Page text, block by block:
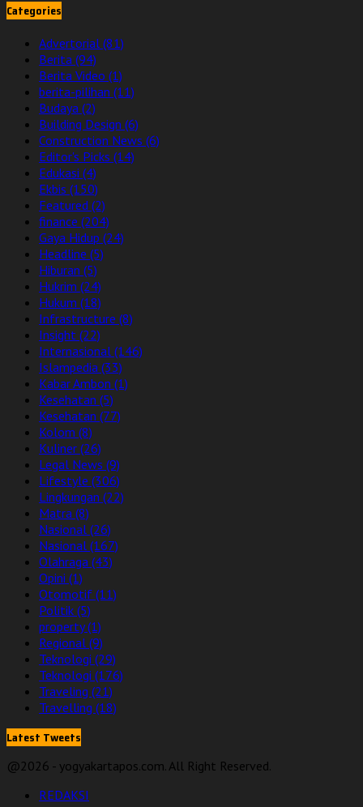
Categories
Advertorial (81)
Berita (94)
Berita Video (1)
berita-pilihan (11)
Budaya (2)
Building Design (6)
Construction News (6)
Editor's Picks (14)
Edukasi (4)
Ekbis (150)
Featured (2)
finance (204)
Gaya Hidup (24)
Headline (5)
Hiburan (5)
Hukrim (24)
Hukum (18)
Infrastructure (8)
Insight (22)
Internasional (146)
Islampedia (33)
Kabar Ambon (1)
Kesehatan (5)
Kesehatan (77)
Kolom (8)
Kuliner (26)
Legal News (9)
Lifestyle (306)
Lingkungan (22)
Matra (8)
Nasional (26)
Nasional (167)
Olahraga (43)
Opini (1)
Otomotif (11)
Politik (5)
property(1)
Regional (9)
Teknologi (29)
Teknologi (176)
Traveling (21)
Travelling (18)
Latest Tweets
@2026 - yogyakartapos.com. All Right Reserved.
REDAKSI